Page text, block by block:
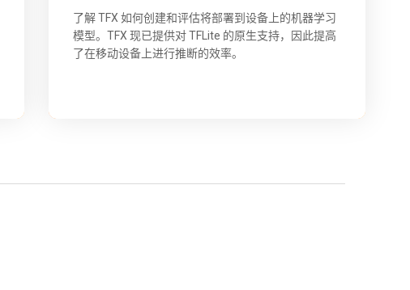
了解 TFX 如何创建和评估将部署到设备上的机器学习
模型。TFX 现已提供对 TFLite 的原生支持，因此提高
了在移动设备上进行推断的效率。